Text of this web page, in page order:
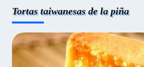
Tortas taiwanesas de la piña